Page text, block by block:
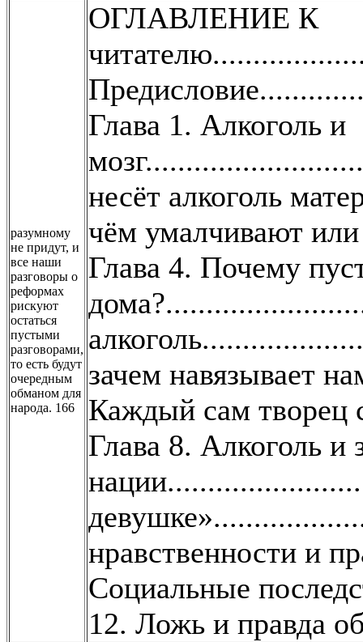
разумному
не придут, и
все наши
разговоры о
реформах
рискуют
остаться
пустыми
разговорами,
то есть будут
очередным
обманом для
народа. 166
ОГЛАВЛЕНИЕ К
Глава 1. Алкоголь и
несёт алкоголь
чём умалчивают
Глава 4. Почему
зачем навязывает
Каждый сам творец
Глава 8. Алкоголь и
нравственности и
Социальные
12. Ложь и правда